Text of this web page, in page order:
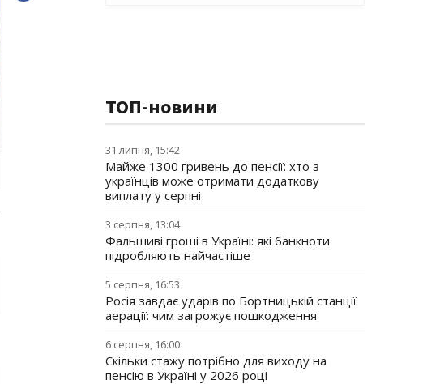
ТОП-новини
31 липня, 15:42
Майже 1300 гривень до пенсії: хто з
українців може отримати додаткову
виплату у серпні
3 серпня, 13:04
Фальшиві гроші в Україні: які банкноти
підробляють найчастіше
5 серпня, 16:53
Росія завдає ударів по Бортницькій станції
аерації: чим загрожує пошкодження
6 серпня, 16:00
Скільки стажу потрібно для виходу на
пенсію в Україні у 2026 році